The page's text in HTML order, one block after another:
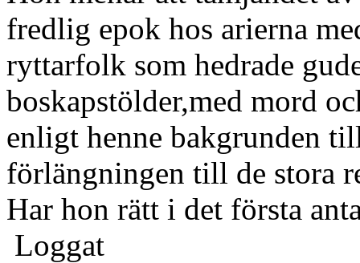
fredlig epok hos arierna
ryttarfolk som hedrade
boskapstölder,med mord
enligt henne bakgrunden
förlängningen till de stora
Har hon rätt i det första
Loggat